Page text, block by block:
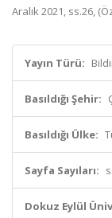
Aralık 2021, ss.26,
Yayın Türü:
Basıldığı Şehir:
Basıldığı Ülke:
Sayfa Sayıları:
Dokuz Eylül